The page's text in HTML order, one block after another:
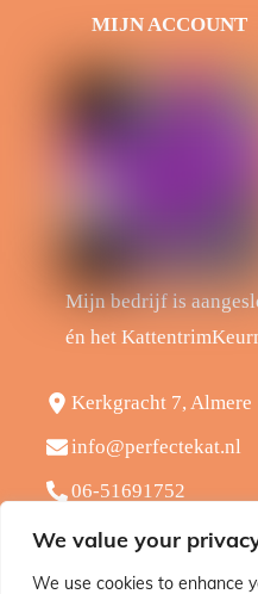
We value your
We use cookies to enhance
MIJN ACCOUNT
Mijn bedrijf is
én het
Kerkgracht 7, Almere
info@perfectekat.nl
06-51691752
Kvk - 65424603
BTW -